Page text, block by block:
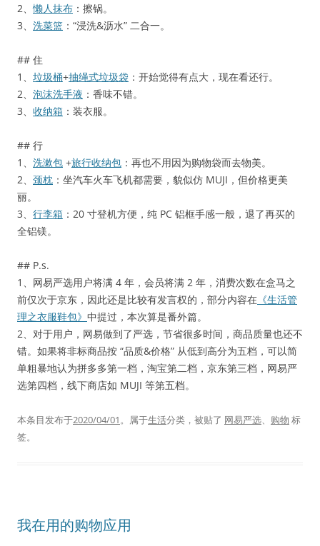
2、懒人抹布 ：擦锅。
3、 洗菜篮 ：“浸洗&沥水” 二合一。
## 住
1、 垃圾桶+抽绳式垃圾袋 ：开始觉得有点大，现在看还行。
2、 泡沫洗手液 ：香味不错。
3、 收纳箱 ：装衣服。
## 行
1、 洗漱包 +旅行收纳包 ：再也不用因为购物袋而去物美。
2、 颈枕 ：坐汽车火车飞机都需要，貌似仿 MUJI，但价格更美
丽。
3、 行李箱 ：20 寸登机方便，纯 PC 铝框手感一般，退了再买的
全铝镁。
## P.s.
1、网易严选用户将满 4 年，会员将满 2 年，消费次数在盒马之
前仅次于京东，因此还是比较有发言权的，部分内容在 《生活管
理之衣服鞋包》 中提过，本次算是番外篇。
2、对于用户，网易做到了严选，节省很多时间，商品质量也还不
错。如果将非标商品按 “品质&价格” 从低到高分为五档，可以简
单粗暴地认为拼多多第一档，淘宝第二档，京东第三档，网易严
选第四档，线下商店如 MUJI 等第五档。
本条目发布于2020/04/01。属于生活分类，被贴了 网易严选、 购物 标
签。
我在用的购物应用